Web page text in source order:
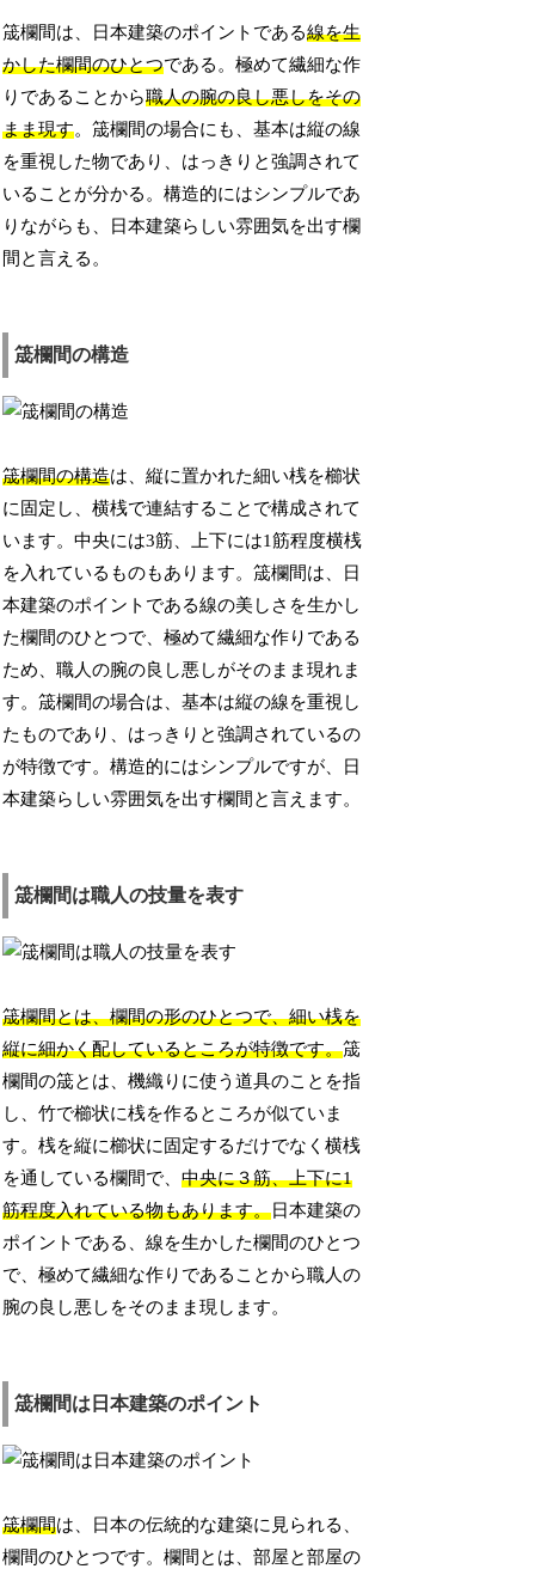
筬欄間は、日本建築のポイントである線を生
かした欄間のひとつである。極めて繊細な作
りであることから職人の腕の良し悪しをその
まま現す。筬欄間の場合にも、基本は縦の線
を重視した物であり、はっきりと強調されて
いることが分かる。構造的にはシンプルであ
りながらも、日本建築らしい雰囲気を出す欄
間と言える。
筬欄間の構造
筬欄間の構造は、縦に置かれた細い桟を櫛状
に固定し、横桟で連結することで構成されて
います。中央には3筋、上下には1筋程度横桟
を入れているものもあります。筬欄間は、日
本建築のポイントである線の美しさを生かし
た欄間のひとつで、極めて繊細な作りである
ため、職人の腕の良し悪しがそのまま現れま
す。筬欄間の場合は、基本は縦の線を重視し
たものであり、はっきりと強調されているの
が特徴です。構造的にはシンプルですが、日
本建築らしい雰囲気を出す欄間と言えます。
筬欄間は職人の技量を表す
筬欄間とは、欄間の形のひとつで、細い桟を
縦に細かく配しているところが特徴です。筬
欄間の筬とは、機織りに使う道具のことを指
し、竹で櫛状に桟を作るところが似ていま
す。桟を縦に櫛状に固定するだけでなく横桟
を通している欄間で、中央に３筋、上下に1
筋程度入れている物もあります。日本建築の
ポイントである、線を生かした欄間のひとつ
で、極めて繊細な作りであることから職人の
腕の良し悪しをそのまま現します。
筬欄間は日本建築のポイント
筬欄間は、日本の伝統的な建築に見られる、
欄間のひとつです。欄間とは、部屋と部屋の